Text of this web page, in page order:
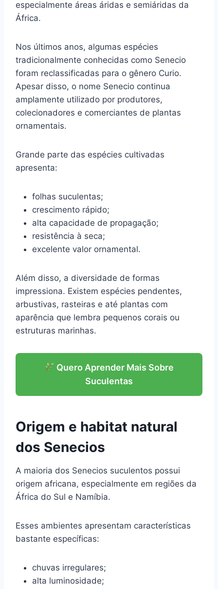
especialmente áreas áridas e semiáridas da
África.
Nos últimos anos, algumas espécies
tradicionalmente conhecidas como Senecio
foram reclassificadas para o gênero Curio.
Apesar disso, o nome Senecio continua
amplamente utilizado por produtores,
colecionadores e comerciantes de plantas
ornamentais.
Grande parte das espécies cultivadas
apresenta:
folhas suculentas;
crescimento rápido;
alta capacidade de propagação;
resistência à seca;
excelente valor ornamental.
Além disso, a diversidade de formas
impressiona. Existem espécies pendentes,
arbustivas, rasteiras e até plantas com
aparência que lembra pequenos corais ou
estruturas marinhas.
Quero Aprender Mais Sobre
Suculentas
Origem e habitat natural
dos Senecios
A maioria dos Senecios suculentos possui
origem africana, especialmente em regiões da
África do Sul e Namíbia.
Esses ambientes apresentam características
bastante específicas:
chuvas irregulares;
alta luminosidade;